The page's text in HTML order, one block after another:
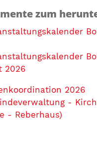
zum
2026
2026
-
- Reberhaus)